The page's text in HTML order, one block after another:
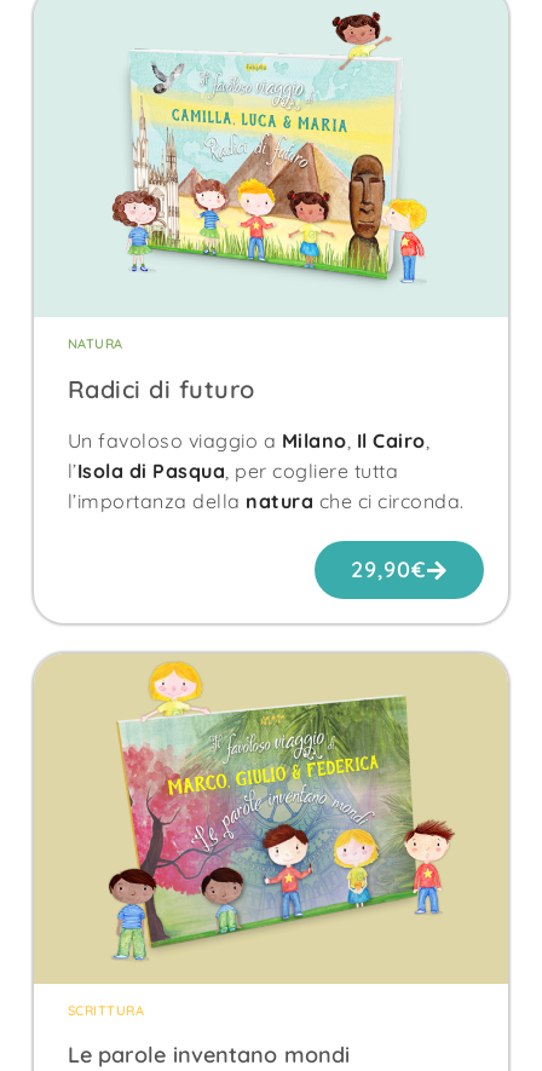
NATURA
Radici di futuro
Un favoloso viaggio a Milano, Il Cairo,
l’Isola di Pasqua, per cogliere tutta
l’importanza della natura che ci circonda.
29,90€
SCRITTURA
Le parole inventano mondi